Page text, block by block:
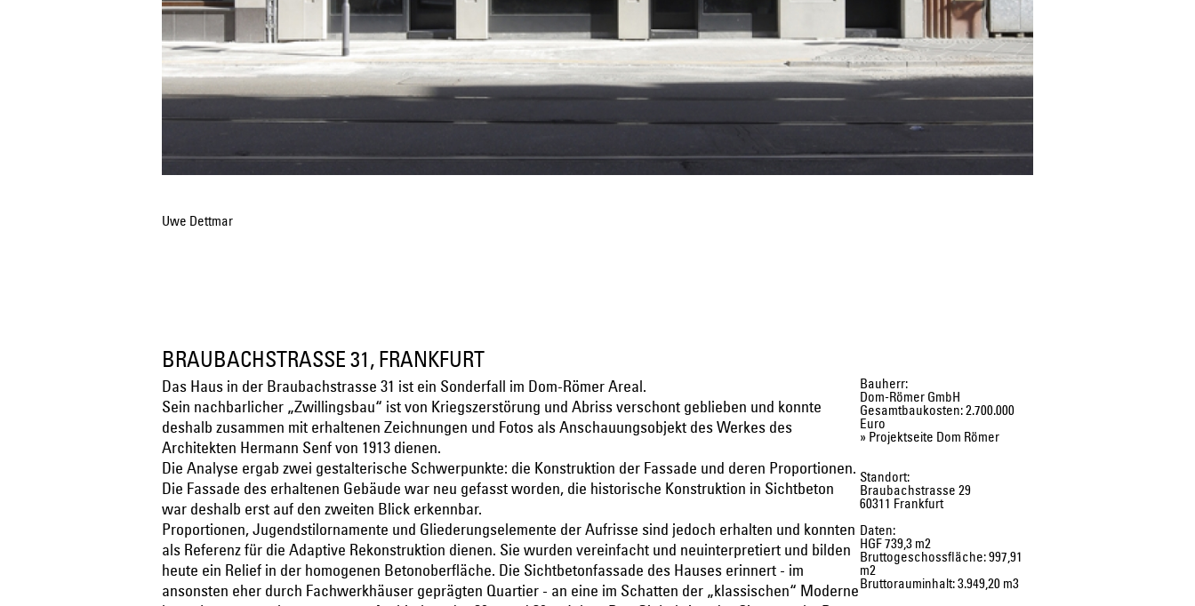
Uwe Dettmar
BRAUBACHSTRASSE 31, FRANKFURT
Das Haus in der Braubachstrasse 31 ist ein Sonderfall im Dom-Römer Areal.
Sein nachbarlicher „Zwillingsbau“ ist von Kriegszerstörung und Abriss verschont geblieben und konnte
deshalb zusammen mit erhaltenen Zeichnungen und Fotos als Anschauungsobjekt des Werkes des
Architekten Hermann Senf von 1913 dienen.
Die Analyse ergab zwei gestalterische Schwerpunkte: die Konstruktion der Fassade und deren Proportionen.
Die Fassade des erhaltenen Gebäude war neu gefasst worden, die historische Konstruktion in Sichtbeton
war deshalb erst auf den zweiten Blick erkennbar.
Proportionen, Jugendstilornamente und Gliederungselemente der Aufrisse sind jedoch erhalten und konnten
als Referenz für die Adaptive Rekonstruktion dienen. Sie wurden vereinfacht und neuinterpretiert und bilden
heute ein Relief in der homogenen Betonoberfläche. Die Sichtbetonfassade des Hauses erinnert - im
ansonsten eher durch Fachwerkhäuser geprägten Quartier - an eine im Schatten der „klassischen“ Moderne
Bauherr:
Dom-Römer GmbH
Gesamtbaukosten: 2.700.000
Euro
» Projektseite Dom Römer
Standort:
Braubachstrasse 29
60311 Frankfurt
Daten:
HGF 739,3 m2
Bruttogeschossfläche: 997,91
m2
Bruttorauminhalt: 3.949,20 m3